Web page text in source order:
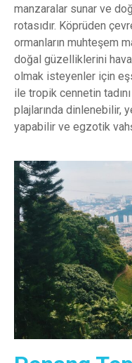
manzaralar sunar ve
rotasıdır. Köprüden
ormanların muhteşem
doğal güzelliklerini
olmak isteyenler için
ile tropik cennetin
plajlarında dinlenebilir,
yapabilir ve egzotik